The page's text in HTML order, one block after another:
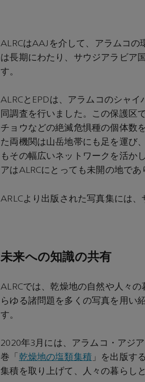
ALRCはAAJを介して、アラムコの
は長期にわたり、サウジアラビア
す。
ALRCとEPDは、アラムコのシャ
同調査を行いました。この保護区
チョウなどの絶滅危惧種の個体数
た両機関は山岳地帯にも足を運び
もその幅広いネットワークを活か
アはALRCにとっても未開の地で
ARLCより出版された写真集には
未来への知識の共有
ALRCでは、乾燥地の自然や人々
らゆる諸問題を多くの写真を用い
す。
2020年3月には、アラムコ・アジ
巻「 乾燥地の塩類集積 」を出版す
集積を取り上げて、人々の暮らし